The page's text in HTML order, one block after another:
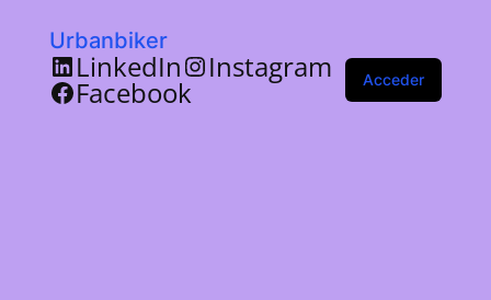
Urbanbiker
LinkedIn Instagram
Facebook Acceder